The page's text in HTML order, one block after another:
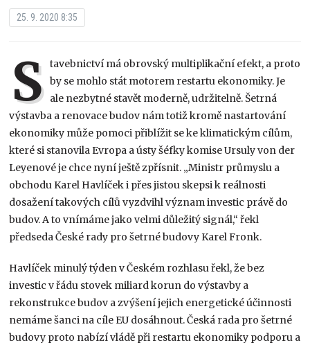
25. 9. 2020 8:35
S tavebnictví má obrovský multiplikační efekt, a proto
by se mohlo stát motorem restartu ekonomiky. Je
ale nezbytné stavět moderně, udržitelně. Šetrná
výstavba a renovace budov nám totiž kromě nastartování
ekonomiky může pomoci přiblížit se ke klimatickým cílům,
které si stanovila Evropa a ústy šéfky komise Ursuly von der
Leyenové je chce nyní ještě zpřísnit. „Ministr průmyslu a
obchodu Karel Havlíček i přes jistou skepsi k reálnosti
dosažení takových cílů vyzdvihl význam investic právě do
budov. A to vnímáme jako velmi důležitý signál,“ řekl
předseda České rady pro šetrné budovy Karel Fronk.
Havlíček minulý týden v Českém rozhlasu řekl, že bez
investic v řádu stovek miliard korun do výstavby a
rekonstrukce budov a zvýšení jejich energetické účinnosti
nemáme šanci na cíle EU dosáhnout. Česká rada pro šetrné
budovy proto nabízí vládě při restartu ekonomiky podporu a